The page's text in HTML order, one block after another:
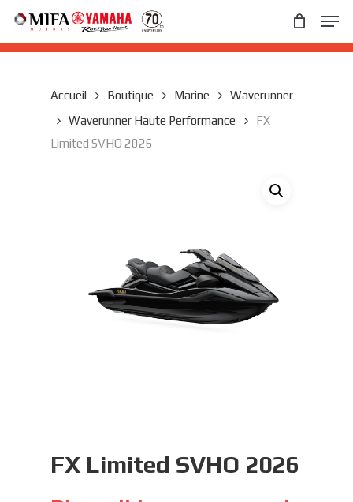
main
Accueil Boutique Marine
Waverunner
Waverunner Haute Performance
FX
Limited SVHO 2026
FX Limited SVHO 2026